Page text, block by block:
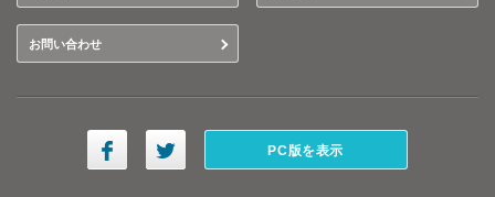
お問い合わせ
PC版を表示